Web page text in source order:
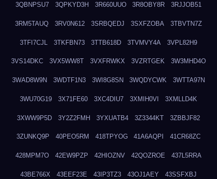
3QBNPSU7 3QPKYD3H 3R660UUO 3R8OBY8R 3RJJOB51
3RM5TAUQ 3RV0N612 3SRBQEDJ 3SXFZOBA 3TBVTN7Z
3TFI7CJL 3TKFBN73 3TTB618D 3TVMVY4A 3VPL82H9
3VS14DKC 3VX5WW8T 3VXFRWKX 3VZRTGEK 3W3MHD4O
3WAD8W9N 3WDTF1N3 3WI8G8SN 3WQDYCWK 3WTTA97N
3WU70G19 3X71FE60 3XC4DIU7 3XMIH0VI 3XMLLD4K
3XWW9P5D 3Y2Z2FMH 3YXUATB4 3Z3344KT 3ZBBJF82
3ZUNKQ9P 40PEO5RM 418TPYOG 41A6AQPI 41CR68ZC
428MPM7O 42EW9PZP 42HIOZNV 42QOZROE 437L5RRA
43BE766X 43EEF23E 43IP3TZ3 43OJ1AEY 43SSFXBJ